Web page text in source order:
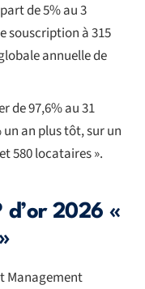
de 5% au 3
souscription à 315
annuelle de
de 97,6% au 31
an plus tôt, sur un
580 locataires ».
d’or 2026 «
Management